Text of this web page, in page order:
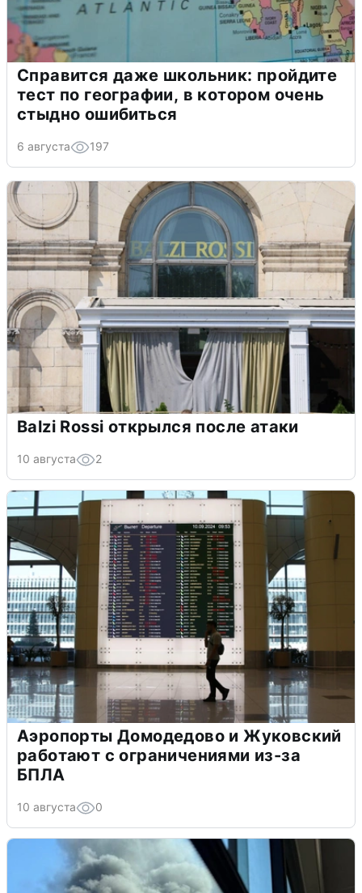
Справится даже школьник: пройдите
тест по географии, в котором очень
стыдно ошибиться
6 августа 197
Balzi Rossi открылся после атаки
10 августа 2
Аэропорты Домодедово и Жуковский
работают с ограничениями из-за
БПЛА
10 августа 0